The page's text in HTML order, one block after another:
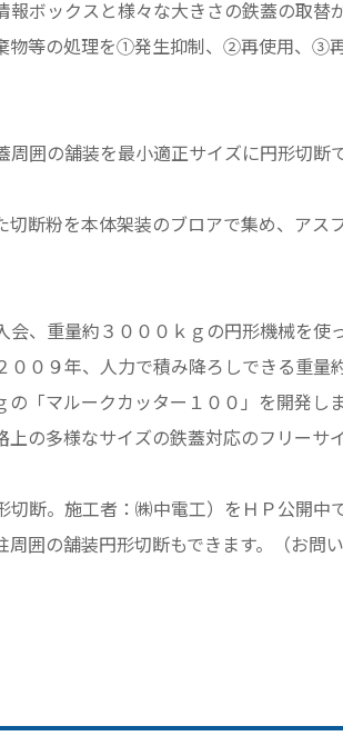
ボックスと様々な大きさの鉄蓋の取替が
物等の処理を①発生抑制、②再使用、
囲の舗装を最小適正サイズに円形切断
断粉を本体架装のブロアで集め、アス
、重量約３０００ｋｇの円形機械を使
０９年、人力で積み降ろしできる重量
「マルークカッター１００」を開発しま
の多様なサイズの鉄蓋対応のフリーサ
断。施工者：㈱中電工）をＨＰ公開中で
囲の舗装円形切断もできます。（お問い